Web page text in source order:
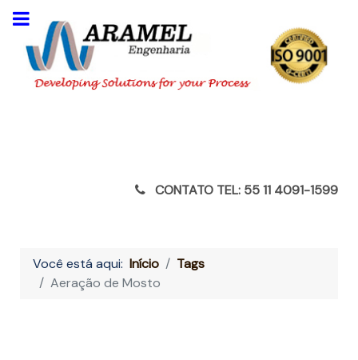
CONTATO TEL: 55 11 4091-1599
Você está aqui: Início
Tags
Aeração de Mosto